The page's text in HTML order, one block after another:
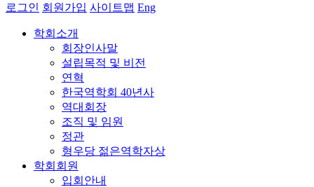
로그인 회원가입 사이트맵 Eng
학회소개
회장인사말
설립목적 및 비전
연혁
한국역학회 40년사
역대회장
조직 및 임원
정관
형우당 젊은역학자상
학회회원
입회안내